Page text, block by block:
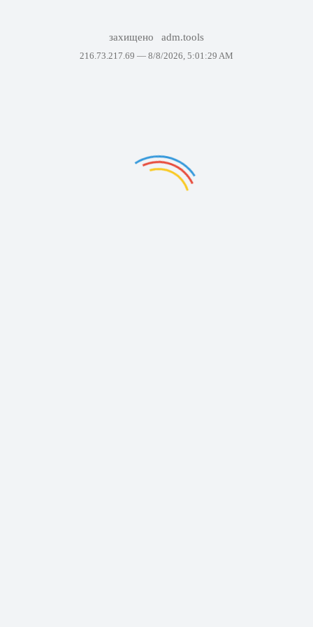
захищено adm.tools
216.73.217.69 — 8/8/2026, 5:01:29 AM